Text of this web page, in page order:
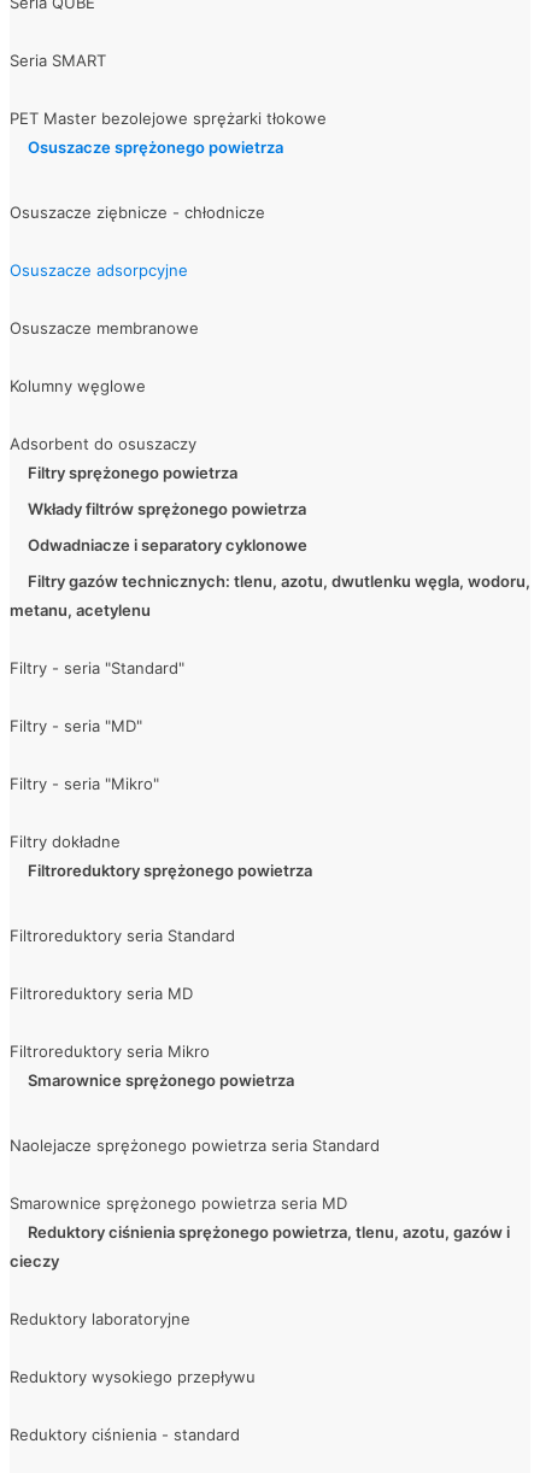
Seria SMART
PET Master bezolejowe sprężarki tłokowe
Osuszacze sprężonego powietrza
Osuszacze ziębnicze - chłodnicze
Osuszacze adsorpcyjne
Osuszacze membranowe
Kolumny węglowe
Adsorbent do osuszaczy
Filtry sprężonego powietrza
Wkłady filtrów sprężonego powietrza
Odwadniacze i separatory cyklonowe
Filtry gazów technicznych: tlenu, azotu, dwutlenku węgla, wodoru,
metanu, acetylenu
Filtry - seria "Standard"
Filtry - seria "MD"
Filtry - seria "Mikro"
Filtry dokładne
Filtroreduktory sprężonego powietrza
Filtroreduktory seria Standard
Filtroreduktory seria MD
Filtroreduktory seria Mikro
Smarownice sprężonego powietrza
Naolejacze sprężonego powietrza seria Standard
Smarownice sprężonego powietrza seria MD
Reduktory ciśnienia sprężonego powietrza, tlenu, azotu, gazów i
cieczy
Reduktory laboratoryjne
Reduktory wysokiego przepływu
Reduktory ciśnienia - standard